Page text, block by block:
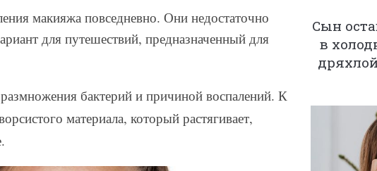
макияжа повседневно. Они недостаточно
для путешествий, предназначенный для
бактерий и причиной воспалений. К
материала, который растягивает,
Сын
в